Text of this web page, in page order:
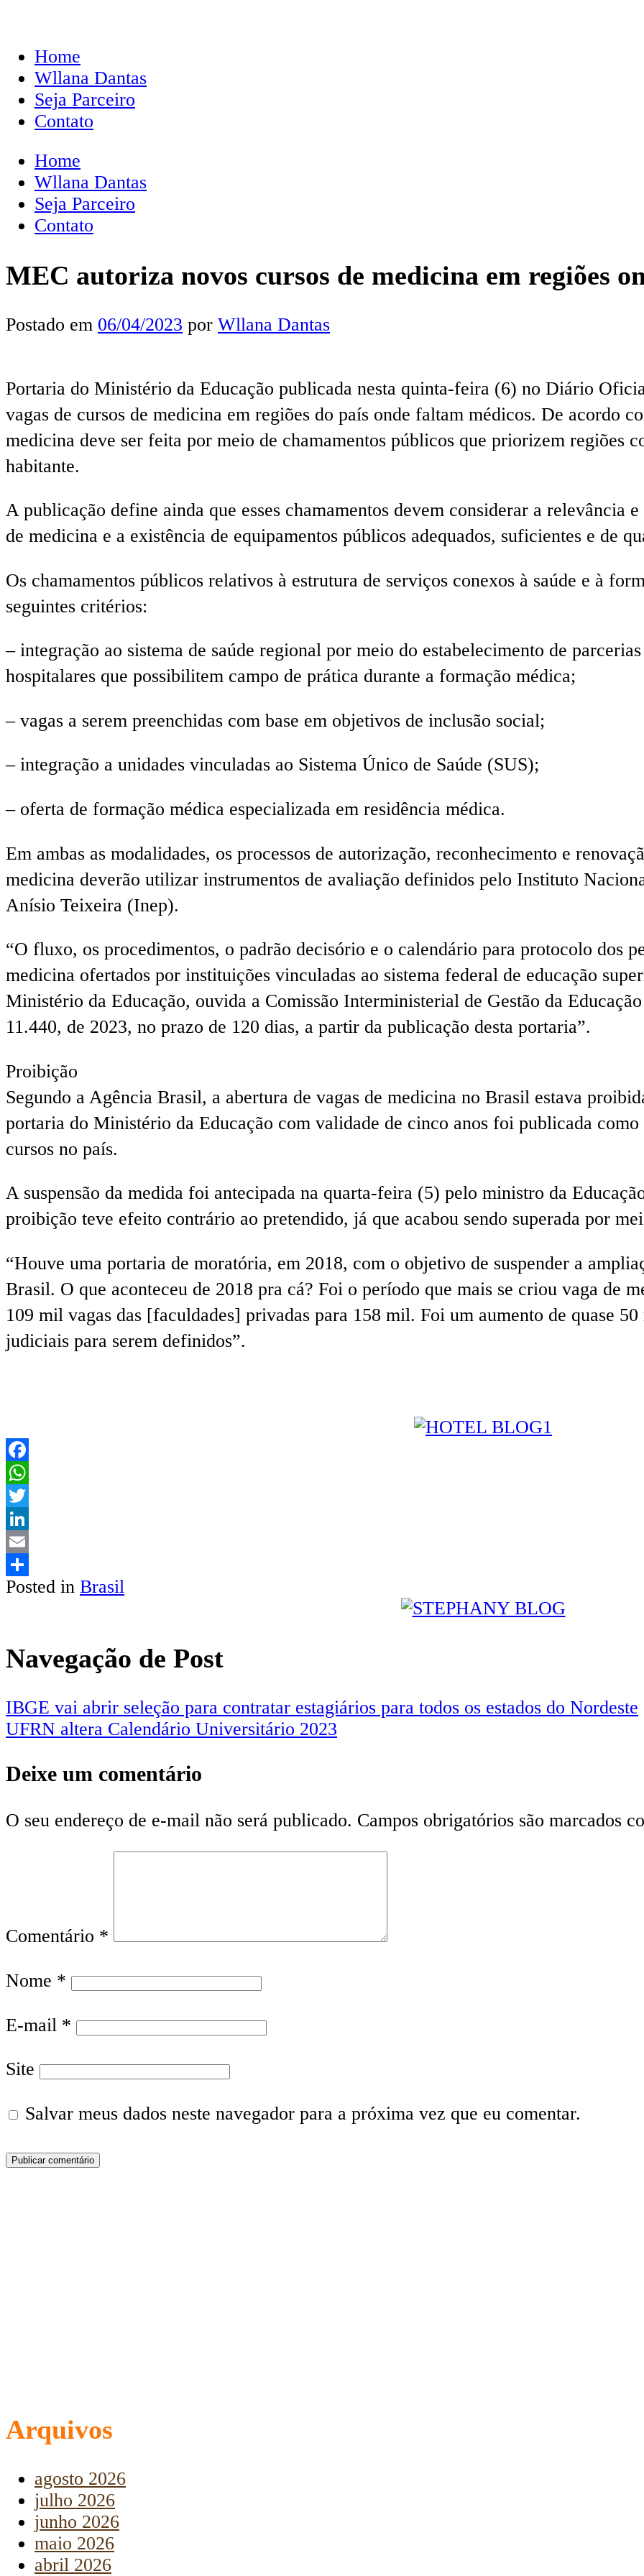
Home
Wllana Dantas
Seja Parceiro
Contato
Home
Wllana Dantas
Seja Parceiro
Contato
MEC autoriza novos cursos de medicina em regiões
Postado em 06/04/2023 por Wllana Dantas
Portaria do Ministério da Educação publicada nesta quinta-feira (6) no Diário
vagas de cursos de medicina em regiões do país onde faltam médicos. De acordo
medicina deve ser feita por meio de chamamentos públicos que priorizem regiões
habitante.
A publicação define ainda que esses chamamentos devem considerar a relevância
de medicina e a existência de equipamentos públicos adequados, suficientes e de
Os chamamentos públicos relativos à estrutura de serviços conexos à saúde e à
seguintes critérios:
– integração ao sistema de saúde regional por meio do estabelecimento de
hospitalares que possibilitem campo de prática durante a formação médica;
– vagas a serem preenchidas com base em objetivos de inclusão social;
– integração a unidades vinculadas ao Sistema Único de Saúde (SUS);
– oferta de formação médica especializada em residência médica.
Em ambas as modalidades, os processos de autorização, reconhecimento e
medicina deverão utilizar instrumentos de avaliação definidos pelo Instituto
Anísio Teixeira (Inep).
“O fluxo, os procedimentos, o padrão decisório e o calendário para protocolo dos
medicina ofertados por instituições vinculadas ao sistema federal de educação
Ministério da Educação, ouvida a Comissão Interministerial de Gestão da
11.440, de 2023, no prazo de 120 dias, a partir da publicação desta portaria”.
Proibição
Segundo a Agência Brasil, a abertura de vagas de medicina no Brasil estava
portaria do Ministério da Educação com validade de cinco anos foi publicada
cursos no país.
A suspensão da medida foi antecipada na quarta-feira (5) pelo ministro da
proibição teve efeito contrário ao pretendido, já que acabou sendo superada por
“Houve uma portaria de moratória, em 2018, com o objetivo de suspender a
Brasil. O que aconteceu de 2018 pra cá? Foi o período que mais se criou vaga de
109 mil vagas das [faculdades] privadas para 158 mil. Foi um aumento de quase
judiciais para serem definidos”.
Facebook
WhatsApp
Twitter
LinkedIn
Email
Share
Posted in Brasil
Navegação de Post
IBGE vai abrir seleção para contratar estagiários para todos os estados do Nordeste
UFRN altera Calendário Universitário 2023
Deixe um comentário
O seu endereço de e-mail não será publicado. Campos obrigatórios são marcados
Comentário *
Nome *
E-mail *
Site
Salvar meus dados neste navegador para a próxima vez que eu comentar.
Arquivos
agosto 2026
julho 2026
junho 2026
maio 2026
abril 2026